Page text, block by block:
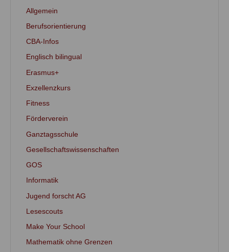
Allgemein
Berufsorientierung
CBA-Infos
Englisch bilingual
Erasmus+
Exzellenzkurs
Fitness
Förderverein
Ganztagsschule
Gesellschaftswissenschaften
GOS
Informatik
Jugend forscht AG
Lesescouts
Make Your School
Mathematik ohne Grenzen